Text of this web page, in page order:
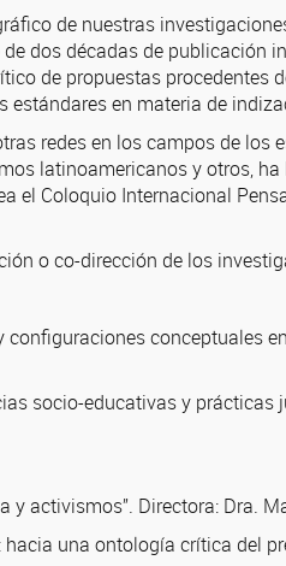
de nuestras
dos décadas de
de propuestas procedentes
en materia de
redes en los campos de
latinoamericanos y otros,
el Coloquio Internacional
o co-dirección de los
conceptuales
socio-educativas y prácticas
y activismos”. Directora: Dra.
una ontología crítica del